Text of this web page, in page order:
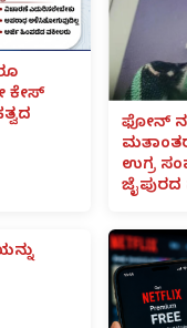
ಕೇಸ್
ಫೋನ್
ಉಗ್ರ